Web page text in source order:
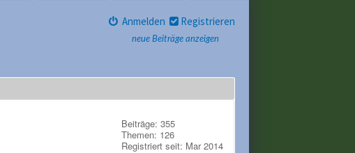
neue Beiträge anzeigen
Anmelden Registrieren
Beiträge: 355
Themen: 126
Registriert seit: Mar 2014